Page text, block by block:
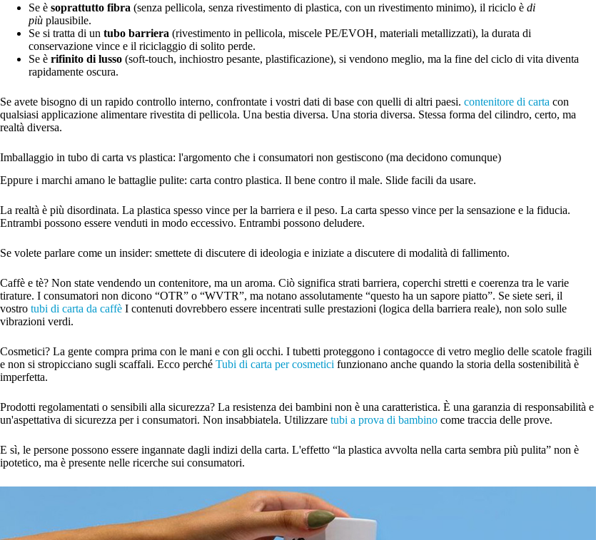
Se è soprattutto fibra (senza pellicola, senza rivestimento di plastica, con un rivestimento minimo), il riciclo è di
più plausibile.
Se si tratta di un tubo barriera (rivestimento in pellicola, miscele PE/EVOH, materiali metallizzati), la durata di
conservazione vince e il riciclaggio di solito perde.
Se è rifinito di lusso (soft-touch, inchiostro pesante, plastificazione), si vendono meglio, ma la fine del ciclo di vita diventa
rapidamente oscura.
Se avete bisogno di un rapido controllo interno, confrontate i vostri dati di base con quelli di altri paesi. contenitore di carta con
qualsiasi applicazione alimentare rivestita di pellicola. Una bestia diversa. Una storia diversa. Stessa forma del cilindro, certo, ma
realtà diversa.
Imballaggio in tubo di carta vs plastica: l'argomento che i consumatori non gestiscono (ma decidono comunque)
Eppure i marchi amano le battaglie pulite: carta contro plastica. Il bene contro il male. Slide facili da usare.
La realtà è più disordinata. La plastica spesso vince per la barriera e il peso. La carta spesso vince per la sensazione e la fiducia.
Entrambi possono essere venduti in modo eccessivo. Entrambi possono deludere.
Se volete parlare come un insider: smettete di discutere di ideologia e iniziate a discutere di modalità di fallimento.
Caffè e tè? Non state vendendo un contenitore, ma un aroma. Ciò significa strati barriera, coperchi stretti e coerenza tra le varie
tirature. I consumatori non dicono “OTR” o “WVTR”, ma notano assolutamente “questo ha un sapore piatto”. Se siete seri, il
vostro tubi di carta da caffè I contenuti dovrebbero essere incentrati sulle prestazioni (logica della barriera reale), non solo sulle
vibrazioni verdi.
Cosmetici? La gente compra prima con le mani e con gli occhi. I tubetti proteggono i contagocce di vetro meglio delle scatole fragili
e non si stropicciano sugli scaffali. Ecco perché Tubi di carta per cosmetici funzionano anche quando la storia della sostenibilità è
imperfetta.
Prodotti regolamentati o sensibili alla sicurezza? La resistenza dei bambini non è una caratteristica. È una garanzia di responsabilità e
un'aspettativa di sicurezza per i consumatori. Non insabbiatela. Utilizzare tubi a prova di bambino come traccia delle prove.
E sì, le persone possono essere ingannate dagli indizi della carta. L'effetto “la plastica avvolta nella carta sembra più pulita” non è
ipotetico, ma è presente nelle ricerche sui consumatori.